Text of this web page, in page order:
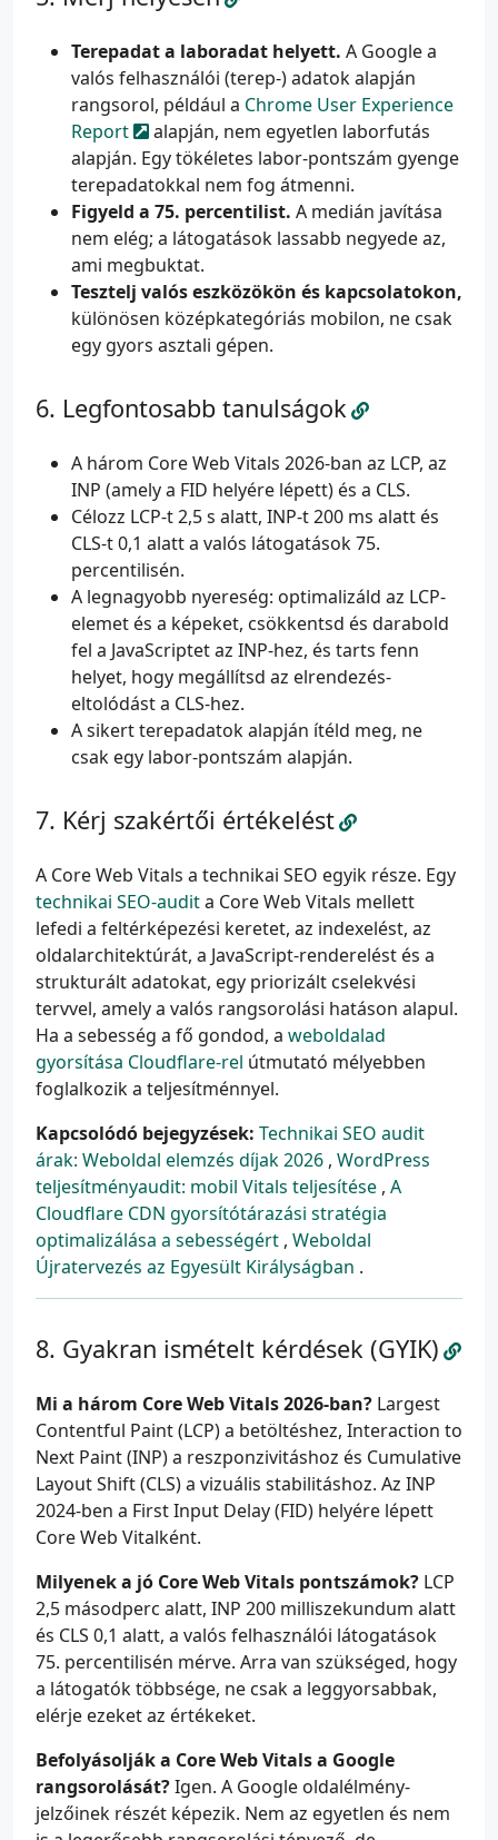
Terepadat a laboradat helyett. A Google a
valós felhasználói (terep-) adatok alapján
rangsorol, például a Chrome User Experience
Report
alapján, nem egyetlen laborfutás
alapján. Egy tökéletes labor-pontszám gyenge
terepadatokkal nem fog átmenni.
Figyeld a 75. percentilist. A medián javítása
nem elég; a látogatások lassabb negyede az,
ami megbuktat.
Tesztelj valós eszközökön és kapcsolatokon,
különösen középkategóriás mobilon, ne csak
egy gyors asztali gépen.
Legfontosabb tanulságok
A három Core Web Vitals 2026-ban az LCP, az
INP (amely a FID helyére lépett) és a CLS.
Célozz LCP-t 2,5 s alatt, INP-t 200 ms alatt és
CLS-t 0,1 alatt a valós látogatások 75.
percentilisén.
A legnagyobb nyereség: optimalizáld az LCP-
elemet és a képeket, csökkentsd és darabold
fel a JavaScriptet az INP-hez, és tarts fenn
helyet, hogy megállítsd az elrendezés-
eltolódást a CLS-hez.
A sikert terepadatok alapján ítéld meg, ne
csak egy labor-pontszám alapján.
Kérj szakértői értékelést
A Core Web Vitals a technikai SEO egyik része. Egy
technikai SEO-audita Core Web Vitals mellett
lefedi a feltérképezési keretet, az indexelést, az
oldalarchitektúrát, a JavaScript-renderelést és a
strukturált adatokat, egy priorizált cselekvési
tervvel, amely a valós rangsorolási hatáson alapul.
Ha a sebesség a fő gondod, a weboldalad
gyorsítása Cloudflare-rel útmutató mélyebben
foglalkozik a teljesítménnyel.
Kapcsolódó bejegyzések: Technikai SEO audit
árak: Weboldal elemzés díjak 2026 , WordPress
teljesítményaudit: mobil Vitals teljesítése , A
Cloudflare CDN gyorsítótárazási stratégia
optimalizálása a sebességért , Weboldal
Újratervezés az Egyesült Királyságban .
Gyakran ismételt kérdések (GYIK)
Mi a három Core Web Vitals 2026-ban? Largest
Contentful Paint (LCP) a betöltéshez, Interaction to
Next Paint (INP) a reszponzivitáshoz és Cumulative
Layout Shift (CLS) a vizuális stabilitáshoz. Az INP
2024-ben a First Input Delay (FID) helyére lépett
Core Web Vitalként.
Milyenek a jó Core Web Vitals pontszámok? LCP
2,5 másodperc alatt, INP 200 milliszekundum alatt
és CLS 0,1 alatt, a valós felhasználói látogatások
75. percentilisén mérve. Arra van szükséged, hogy
a látogatók többsége, ne csak a leggyorsabbak,
elérje ezeket az értékeket.
Befolyásolják a Core Web Vitals a Google
rangsorolását?Igen. A Google oldalélmény-
jelzőinek részét képezik. Nem az egyetlen és nem